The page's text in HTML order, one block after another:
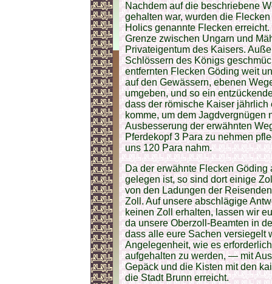
Nachdem auf die beschriebene
gehalten war, wurden die
Holics genannte Flecken
Grenze zwischen Ungarn und
Privateigentum des Kaisers.
Schlössern des Königs
entfernten Flecken Göding weit
auf den Gewässern, ebenen
umgeben, und so ein
dass der römische Kaiser
komme, um dem Jagdvergnügen
Ausbesserung der erwähnten
Pferdekopf 3 Para zu nehmen
uns 120 Para nahm.
Da der erwähnte Flecken Göding
gelegen ist, so sind dort einige
von den Ladungen der
Zoll. Auf unsere abschlägige
keinen Zoll erhalten, lassen wir
da unsere Oberzoll-Beamten in
dass alle eure Sachen versiegelt
Angelegenheit, wie es
aufgehalten zu werden, — mit
Gepäck und die Kisten mit den
die Stadt Brunn erreicht.